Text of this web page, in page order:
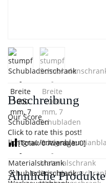
Beschreibung
Our Score
Click to rate this post!
[Total:0Average:0]
Ähnliche Produkte